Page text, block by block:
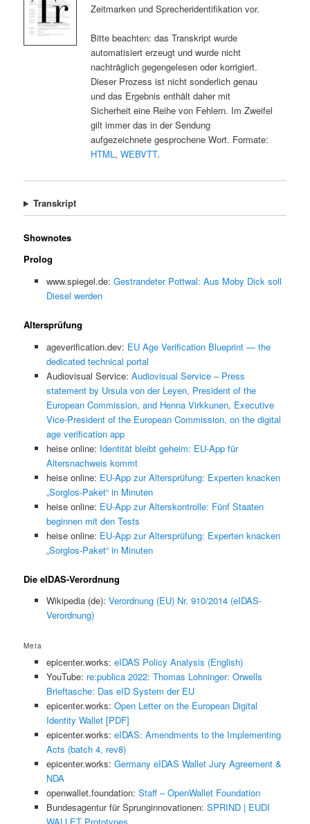
Zeitmarken und Sprecheridentifikation vor.
Bitte beachten: das Transkript wurde
automatisiert erzeugt und wurde nicht
nachträglich gegengelesen oder korrigiert.
Dieser Prozess ist nicht sonderlich genau
und das Ergebnis enthält daher mit
Sicherheit eine Reihe von Fehlern. Im Zweifel
gilt immer das in der Sendung
aufgezeichnete gesprochene Wort. Formate:
HTML, WEBVTT.
Transkript
Shownotes
Prolog
www.spiegel.de: Gestrandeter Pottwal: Aus Moby Dick soll
Diesel werden
Altersprüfung
ageverification.dev: EU Age Verification Blueprint — the
dedicated technical portal
Audiovisual Service: Audiovisual Service – Press
statement by Ursula von der Leyen, President of the
European Commission, and Henna Virkkunen, Executive
Vice-President of the European Commission, on the digital
age verification app
heise online: Identität bleibt geheim: EU-App für
Altersnachweis kommt
heise online: EU-App zur Altersprüfung: Experten knacken
„Sorglos-Paket“ in Minuten
heise online: EU-App zur Alterskontrolle: Fünf Staaten
beginnen mit den Tests
heise online: EU-App zur Altersprüfung: Experten knacken
„Sorglos-Paket“ in Minuten
Die eIDAS-Verordnung
Wikipedia (de): Verordnung (EU) Nr. 910/2014 (eIDAS-
Verordnung)
Meta
epicenter.works: eIDAS Policy Analysis (English)
YouTube: re:publica 2022: Thomas Lohninger: Orwells
Brieftasche: Das eID System der EU
epicenter.works: Open Letter on the European Digital
Identity Wallet [PDF]
epicenter.works: eIDAS: Amendments to the Implementing
Acts (batch 4, rev8)
epicenter.works: Germany eIDAS Wallet Jury Agreement &
NDA
openwallet.foundation: Staff – OpenWallet Foundation
Bundesagentur für Sprunginnovationen: SPRIND | EUDI